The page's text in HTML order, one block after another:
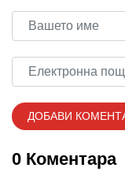
0 Коментара